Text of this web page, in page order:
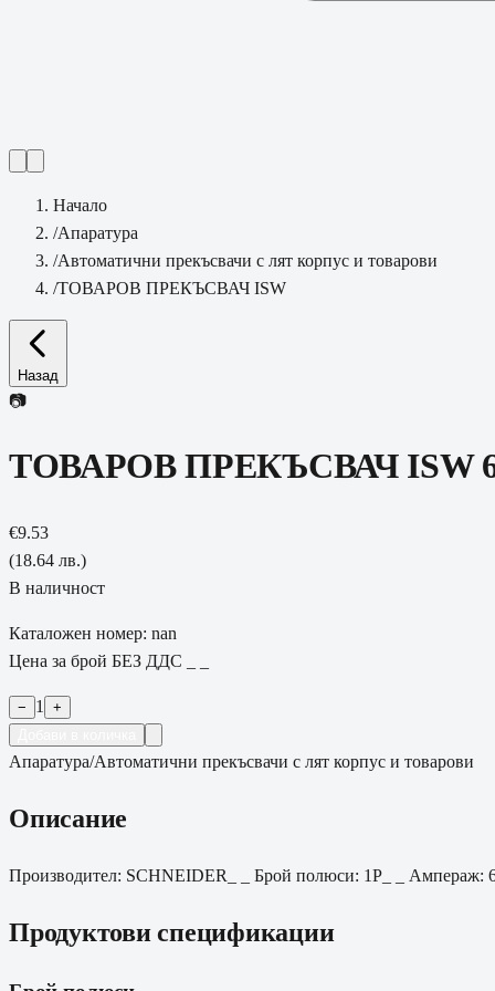
Начало
/Апаратура
/Автоматични прекъсвачи с лят корпус и товарови
/ТОВАРОВ ПРЕКЪСВАЧ ISW
Назад
📷
ТОВАРОВ ПРЕКЪСВАЧ ISW
€9.53
(18.64 лв.)
В наличност
Каталожен номер: nan
Цена за брой БЕЗ ДДС _ _
− 1
+
Апаратура/Автоматични прекъсвачи с лят корпус и товарови
Описание
Производител: SCHNEIDER_ _ Брой полюси: 1Р_ _ Ампераж:
Продуктови спецификации